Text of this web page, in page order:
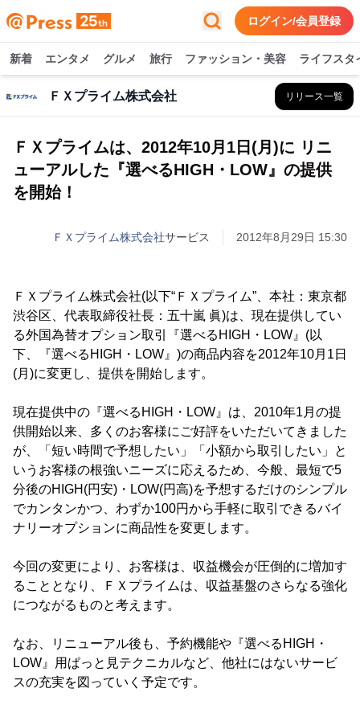
ログイン/会員登録
新着 エンタメ グルメ 旅行 ファッション・美容 ライフスタ
ＦＸプライム株式会社 リリース一覧
ＦＸプライムは、2012年10月1日(月)に リニ
ューアルした『選べるHIGH・LOW』の提供
を開始！
ＦＸプライム株式会社サービス 2012年8月29日 15:30
ＦＸプライム株式会社(以下“ＦＸプライム”、本社：東京都
渋谷区、代表取締役社長：五十嵐 眞)は、現在提供してい
る外国為替オプション取引『選べるHIGH・LOW』(以
下、『選べるHIGH・LOW』)の商品内容を2012年10月1日
(月)に変更し、提供を開始します。
現在提供中の『選べるHIGH・LOW』は、2010年1月の提
供開始以来、多くのお客様にご好評をいただいてきました
が、「短い時間で予想したい」「小額から取引したい」と
いうお客様の根強いニーズに応えるため、今般、最短で5
分後のHIGH(円安)・LOW(円高)を予想するだけのシンプル
でカンタンかつ、わずか100円から手軽に取引できるバイ
ナリーオプションに商品性を変更します。
今回の変更により、お客様は、収益機会が圧倒的に増加す
ることとなり、ＦＸプライムは、収益基盤のさらなる強化
につながるものと考えます。
なお、リニューアル後も、予約機能や『選べるHIGH・
LOW』用ぱっと見テクニカルなど、他社にはないサービ
スの充実を図っていく予定です。